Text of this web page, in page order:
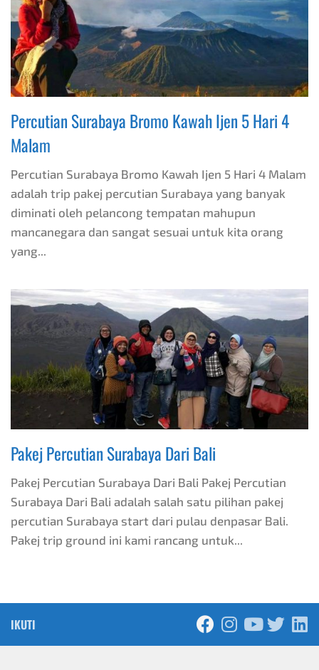
Percutian Surabaya Bromo Kawah Ijen 5 Hari 4
Malam
Percutian Surabaya Bromo Kawah Ijen 5 Hari 4 Malam
adalah trip pakej percutian Surabaya yang banyak
diminati oleh pelancong tempatan mahupun
mancanegara dan sangat sesuai untuk kita orang
yang...
Pakej Percutian Surabaya Dari Bali
Pakej Percutian Surabaya Dari Bali Pakej Percutian
Surabaya Dari Bali adalah salah satu pilihan pakej
percutian Surabaya start dari pulau denpasar Bali.
Pakej trip ground ini kami rancang untuk...
IKUTI